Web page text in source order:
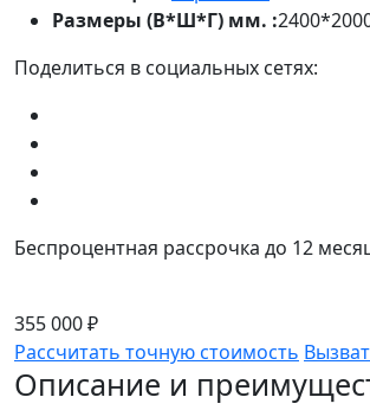
Размеры (В*Ш*Г) мм. :
Поделиться в социальных сетях:
Беспроцентная рассрочка до 12
355 000 ₽
Рассчитать точную стоимость
Описание и